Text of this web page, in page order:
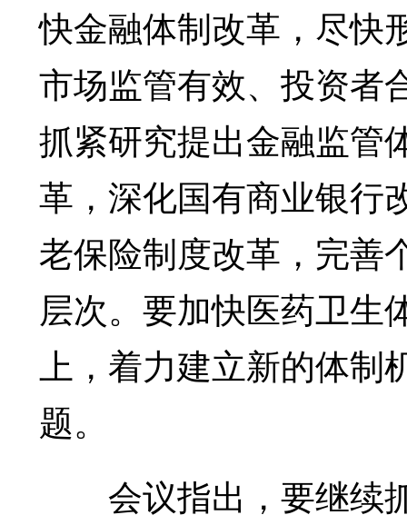
快金融体制改革，尽快
市场监管有效、投资者
抓紧研究提出金融监管
革，深化国有商业银行
老保险制度改革，完善
层次。要加快医药卫生
上，着力建立新的体制
题。
会议指出，要继续